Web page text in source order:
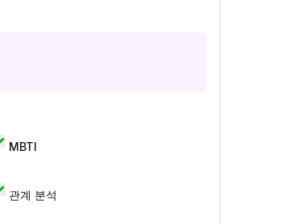
MBTI
관계 분석